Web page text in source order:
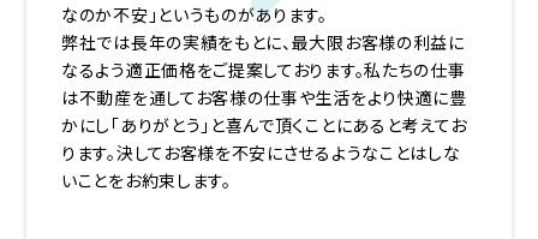
なのか不安」というものがあります。
弊社では長年の実績をもとに、最大限お客様の利益に
なるよう適正価格をご提案しております。私たちの仕事
は不動産を通してお客様の仕事や生活をより快適に豊
かにし「ありがとう」と喜んで頂くことにあると考えてお
ります。決してお客様を不安にさせるようなことはしな
いことをお約束します。